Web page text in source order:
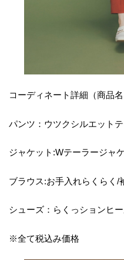
コーディネート詳細（商品名
パンツ：ウツクシルエット
ジャケット:Wテーラージャ
ブラウス:お手入れらくらく
シューズ：らくっションヒ
※全て税込み価格